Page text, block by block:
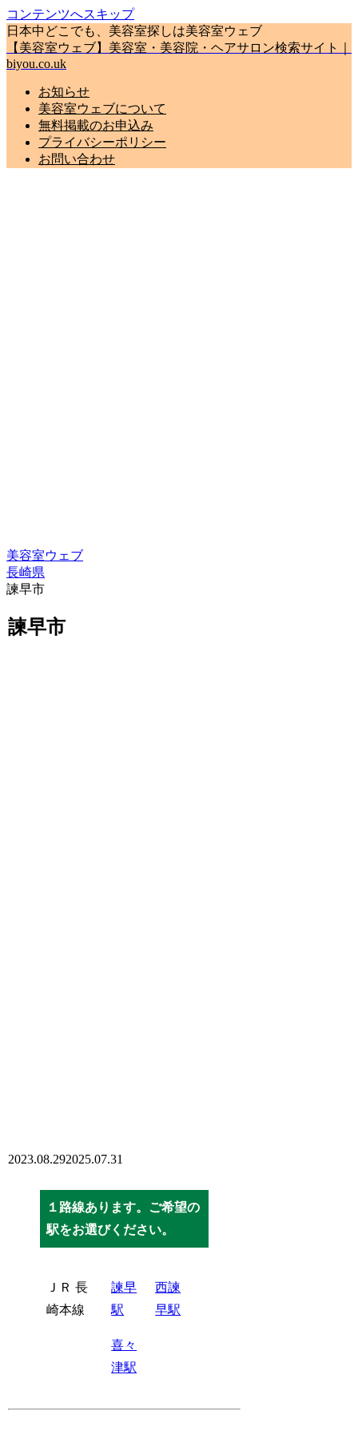
コンテンツへスキップ
日本中どこでも、美容室探しは美容室ウェブ
【美容室ウェブ】美容室・美容院・ヘアサロン検索サイト｜
biyou.co.uk
お知らせ
美容室ウェブについて
無料掲載のお申込み
プライバシーポリシー
お問い合わせ
美容室ウェブ
長崎県
諫早市
諫早市
2023.08.292025.07.31
１路線あります。ご希望の
駅をお選びください。
ＪＲ 長
崎本線
諫早
駅
西諫
早駅
喜々
津駅